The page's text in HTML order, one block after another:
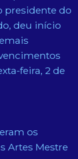
presidente do
deu início
feira, 2 de
os
Artes Mestre